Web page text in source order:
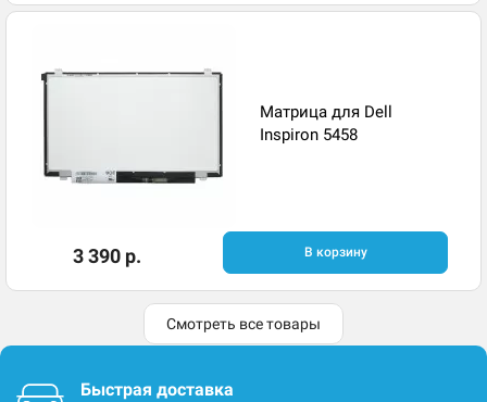
Матрица для Dell
Inspiron 5458
3 390 р. В корзину
Смотреть все товары
Быстрая доставка